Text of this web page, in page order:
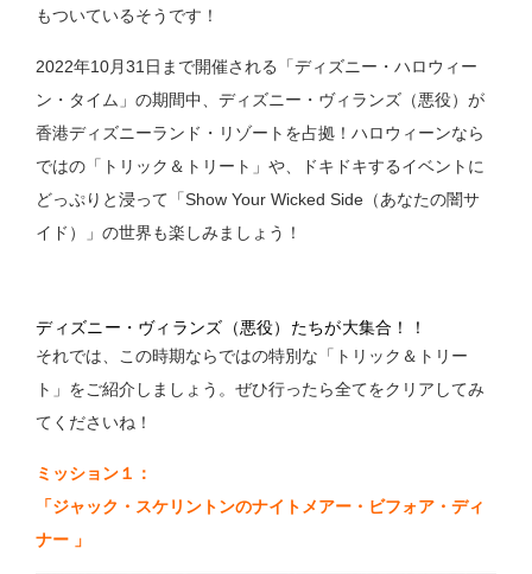
もついているそうです！
2022年10月31日まで開催される「ディズニー・ハロウィー
ン・タイム」の期間中、ディズニー・ヴィランズ（悪役）が
香港ディズニーランド・リゾートを占拠！ハロウィーンなら
ではの「トリック＆トリート」や、ドキドキするイベントに
どっぷりと浸って「Show Your Wicked Side（あなたの闇サ
イド）」の世界も楽しみましょう！
ディズニー・ヴィランズ（悪役）たちが大集合！！
それでは、この時期ならではの特別な「トリック＆トリー
ト」をご紹介しましょう。ぜひ行ったら全てをクリアしてみ
てくださいね！
ミッション１：
「ジャック・スケリントンのナイトメアー・ビフォア・ディ
ナー 」